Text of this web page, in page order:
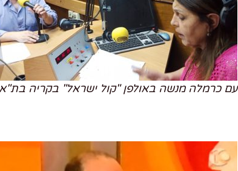
עם כרמלה מנשה באולפן "קול ישראל" בקריה